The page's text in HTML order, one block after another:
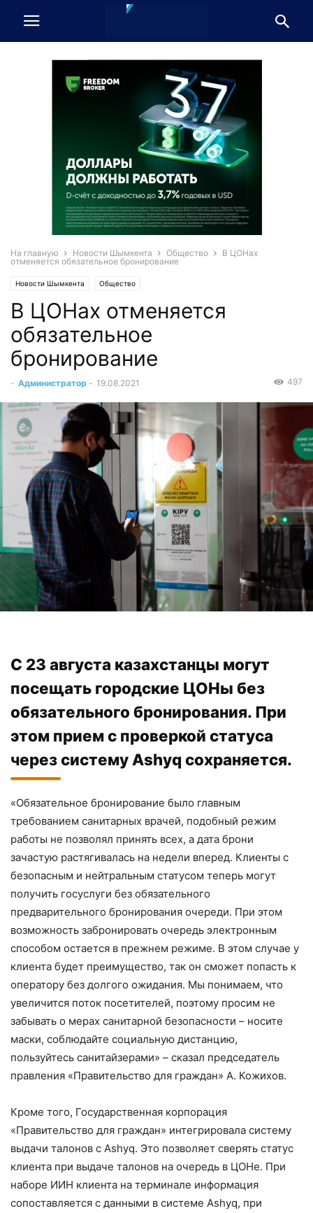
На главную Новости Шымкента Общество
В ЦОНах
отменяется обязательное бронирование
Новости Шымкента Общество
В ЦОНах отменяется
обязательное
бронирование
- Администратор - 19.08.2021 497
С 23 августа казахстанцы могут
посещать городские ЦОНы без
обязательного бронирования. При
этом прием с проверкой статуса
через систему Ashyq сохраняется.
«Обязательное бронирование было главным
требованием санитарных врачей, подобный режим
работы не позволял принять всех, а дата брони
зачастую растягивалась на недели вперед. Клиенты с
безопасным и нейтральным статусом теперь могут
получить госуслуги без обязательного
предварительного бронирования очереди. При этом
возможность забронировать очередь электронным
способом остается в прежнем режиме. В этом случае у
клиента будет преимущество, так он сможет попасть к
оператору без долгого ожидания. Мы понимаем, что
увеличится поток посетителей, поэтому просим не
забывать о мерах санитарной безопасности – носите
маски, соблюдайте социальную дистанцию,
пользуйтесь санитайзерами» – сказал председатель
правления «Правительство для граждан» А. Кожихов.
Кроме того, Государственная корпорация
«Правительство для граждан» интегрировала систему
выдачи талонов с Ashyq. Это позволяет сверять статус
клиента при выдаче талонов на очередь в ЦОНе. При
наборе ИИН клиента на терминале информация
сопоставляется с данными в системе Ashyq, при